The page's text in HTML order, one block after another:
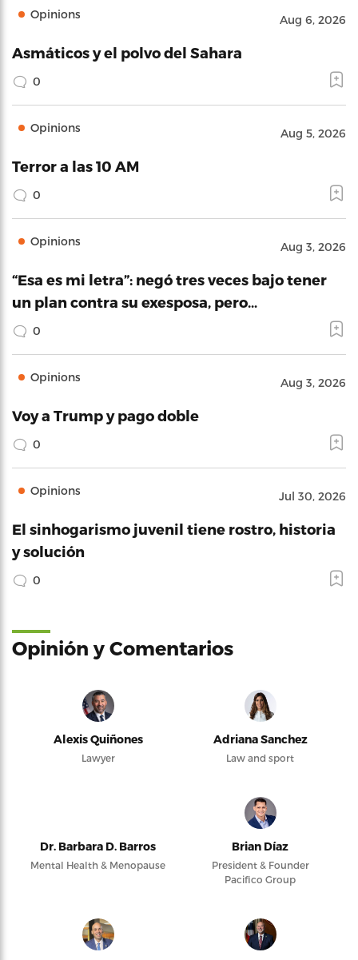
Opinions Aug 6, 2026
Asmáticos y el polvo del Sahara
0
Opinions Aug 5, 2026
Terror a las 10 AM
0
Opinions Aug 3, 2026
“Esa es mi letra”: negó tres veces bajo tener
un plan contra su exesposa, pero…
0
Opinions Aug 3, 2026
Voy a Trump y pago doble
0
Opinions Jul 30, 2026
El sinhogarismo juvenil tiene rostro, historia
y solución
0
Opinión y Comentarios
Alexis Quiñones
Lawyer
Adriana Sanchez
Law and sport
Dr. Barbara D. Barros
Mental Health & Menopause
Brian Díaz
President & Founder
Pacifico Group